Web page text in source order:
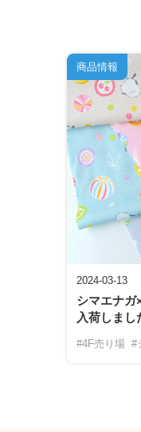
2024-03-13
シマエナガ
入荷しまし
#4F売り場 #
商品情報